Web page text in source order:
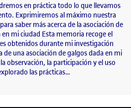
en práctica todo lo que llevamos
Exprimiremos al máximo nuestra
saber más acerca de la asociación de
mi ciudad Esta memoria recoge el
obtenidos durante mi investigación
de una asociación de galgos dada en mi
observación, la participación y el uso
las prácticas…